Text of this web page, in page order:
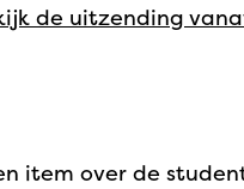
de uitzending
item over de